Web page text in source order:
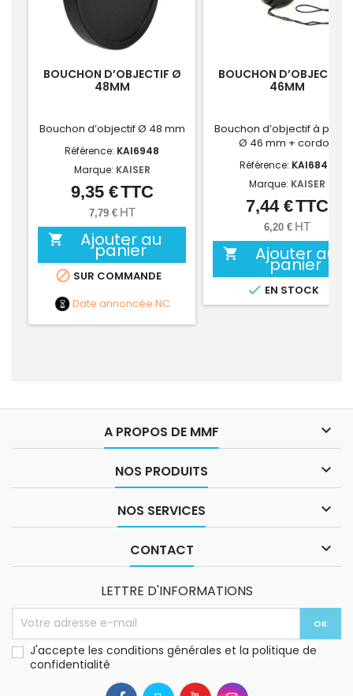
BOUCHON D’OBJECTIF Ø
48MM
Bouchon d’objectif Ø 48 mm
Référence: KAI6948
Marque: KAISER
Prix
9,35 €TTC
7,79 € HT
 Ajouter au
panier
 SUR COMMANDE
Date annoncée NC
BOUCHON D’OBJECTIF
46MM
Bouchon d’objectif à
Ø 46 mm + cordon
Référence: KAI6848
Marque: KAISER
Prix
7,44 €TTC
6,20 € HT
 Ajouter au
panier
 EN STOCK
A PROPOS DE MMF 
NOS PRODUITS 
NOS SERVICES 
CONTACT 
LETTRE D'INFORMATIONS
J'accepte les conditions générales et la politique de
confidentialité